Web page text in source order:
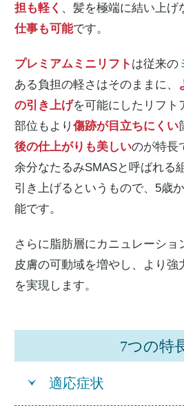
担も軽く 、髪を極端に結い上げ
仕事も可能です。
プレミアムミニリフト は従来の
ある負担の軽さはそのままに、
の引き上げを可能にしたリフト
部位もより 傷跡が目立ちにくい
後の仕上がりも美しいのが特長
余分なたるみSMASと呼ばれる
引き上げるというもので、5歳
能です。
さらに脂肪層にカニュレーショ
皮膚の可動域を増やし、より強
を実現します。
7つの特
適応症状